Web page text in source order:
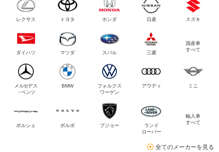
レクサス トヨタ ホンダ 日産 スズキ
ダイハツ マツダ スバル 三菱
国産車
すべて
メルセデス
・ベンツ
BMW
フォルクス
ワーゲン
アウディ ミニ
ポルシェ ボルボ プジョー
ランド
ローバー
輸入車
すべて
全てのメーカーを見る